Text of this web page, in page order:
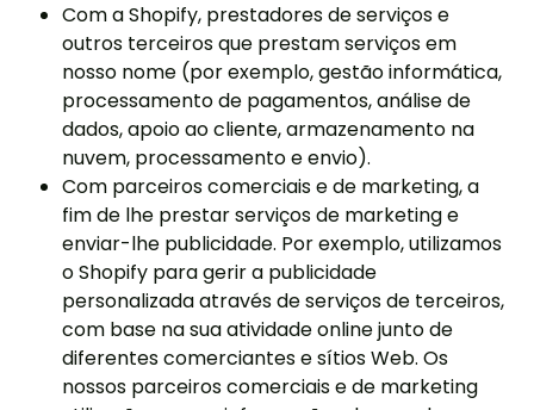
Com a Shopify, prestadores de serviços e
outros terceiros que prestam serviços em
nosso nome (por exemplo, gestão informática,
processamento de pagamentos, análise de
dados, apoio ao cliente, armazenamento na
nuvem, processamento e envio).
Com parceiros comerciais e de marketing, a
fim de lhe prestar serviços de marketing e
enviar-lhe publicidade. Por exemplo, utilizamos
o Shopify para gerir a publicidade
personalizada através de serviços de terceiros,
com base na sua atividade online junto de
diferentes comerciantes e sítios Web. Os
nossos parceiros comerciais e de marketing